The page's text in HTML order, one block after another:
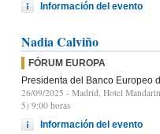
Información del evento
Nadia Calviño
FÓRUM EUROPA
Presidenta del Banco Europeo
26/09/2025 - Madrid, Hotel
5) 9:00 horas
Información del evento